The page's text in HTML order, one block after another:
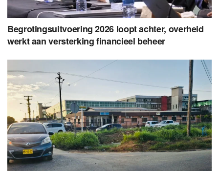
Begrotingsuitvoering 2026 loopt achter, overheid
werkt aan versterking financieel beheer